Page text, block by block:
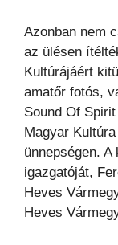
Azonban nem
az ülésen
Kultúrájáért
amatőr fotós,
Sound Of
Magyar
ünnepségen.
igazgatóját,
Heves
Heves